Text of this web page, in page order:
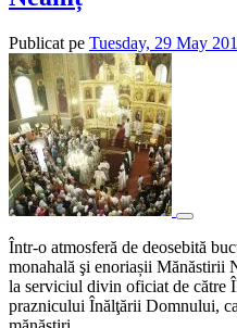
Publicat pe Tuesday, 29 May
Într-o atmosferă de deosebită
monahală şi enoriașii Mănăstirii
la serviciul divin oficiat de
praznicului Înălţării Domnului,